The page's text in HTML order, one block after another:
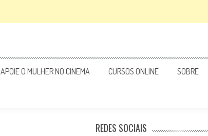
APOIE O MULHER NO CINEMA CURSOS ONLINE SOBRE
REDES SOCIAIS